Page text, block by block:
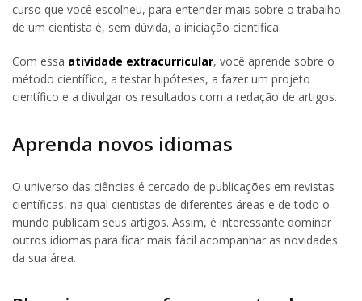
curso que você escolheu, para entender mais sobre o trabalho
de um cientista é, sem dúvida, a iniciação científica.
Com essa atividade extracurricular, você aprende sobre o
método científico, a testar hipóteses, a fazer um projeto
científico e a divulgar os resultados com a redação de artigos.
Aprenda novos idiomas
O universo das ciências é cercado de publicações em revistas
científicas, na qual cientistas de diferentes áreas e de todo o
mundo publicam seus artigos. Assim, é interessante dominar
outros idiomas para ficar mais fácil acompanhar as novidades
da sua área.